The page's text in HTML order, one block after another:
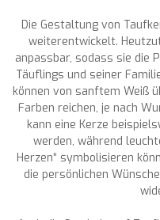
Die Gestaltung von
weiterentwickelt.
anpassbar, sodass sie die
Täuflings und seiner
können von sanftem Weiß
Farben reichen, je nach
kann eine Kerze
werden, während
Herzen“ symbolisieren
die persönlichen